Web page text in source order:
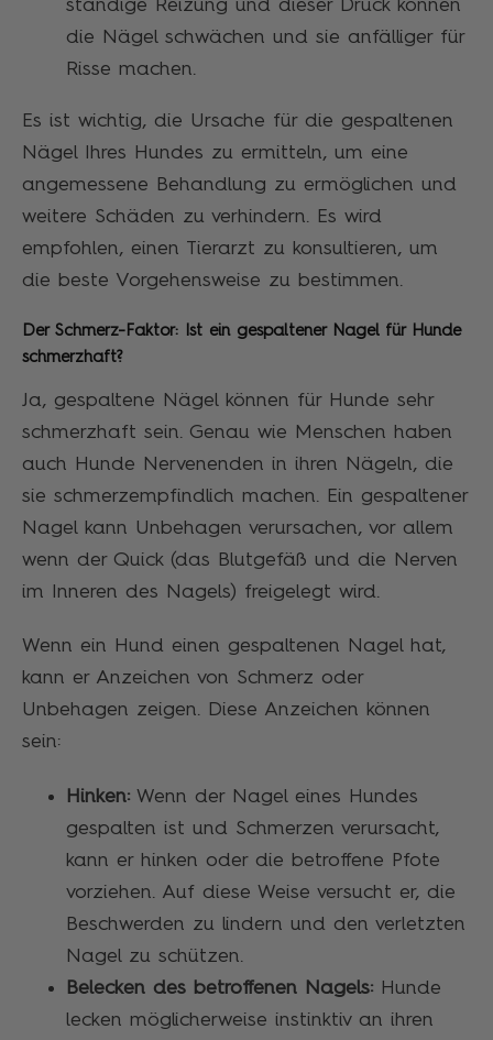
ständige Reizung und dieser Druck können
die Nägel schwächen und sie anfälliger für
Risse machen.
Es ist wichtig, die Ursache für die gespaltenen
Nägel Ihres Hundes zu ermitteln, um eine
angemessene Behandlung zu ermöglichen und
weitere Schäden zu verhindern. Es wird
empfohlen, einen Tierarzt zu konsultieren, um
die beste Vorgehensweise zu bestimmen.
Der Schmerz-Faktor: Ist ein gespaltener Nagel für Hunde
schmerzhaft?
Ja, gespaltene Nägel können für Hunde sehr
schmerzhaft sein. Genau wie Menschen haben
auch Hunde Nervenenden in ihren Nägeln, die
sie schmerzempfindlich machen. Ein gespaltener
Nagel kann Unbehagen verursachen, vor allem
wenn der Quick (das Blutgefäß und die Nerven
im Inneren des Nagels) freigelegt wird.
Wenn ein Hund einen gespaltenen Nagel hat,
kann er Anzeichen von Schmerz oder
Unbehagen zeigen. Diese Anzeichen können
sein:
Hinken: Wenn der Nagel eines Hundes
gespalten ist und Schmerzen verursacht,
kann er hinken oder die betroffene Pfote
vorziehen. Auf diese Weise versucht er, die
Beschwerden zu lindern und den verletzten
Nagel zu schützen.
Belecken des betroffenen Nagels: Hunde
lecken möglicherweise instinktiv an ihren